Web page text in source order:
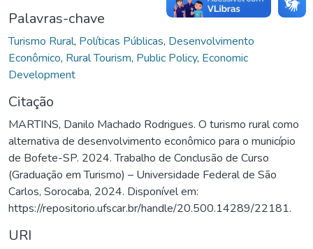
Palavras-chave
Turismo Rural, Políticas Públicas, Desenvolvimento
Econômico, Rural Tourism, Public Policy, Economic
Development
Citação
MARTINS, Danilo Machado Rodrigues. O turismo rural como
alternativa de desenvolvimento econômico para o município
de Bofete-SP. 2024. Trabalho de Conclusão de Curso
(Graduação em Turismo) – Universidade Federal de São
Carlos, Sorocaba, 2024. Disponível em:
https://repositorio.ufscar.br/handle/20.500.14289/22181.
URI